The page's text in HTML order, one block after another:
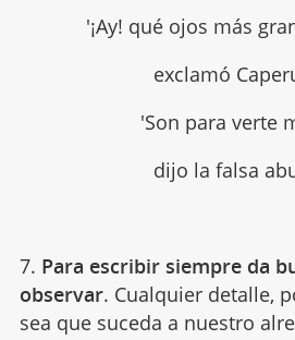
'¡Ay! qué ojos más
exclamó
'Son para verte
dijo la falsa
7. Para escribir siempre da
observar. Cualquier detalle,
sea que suceda a nuestro